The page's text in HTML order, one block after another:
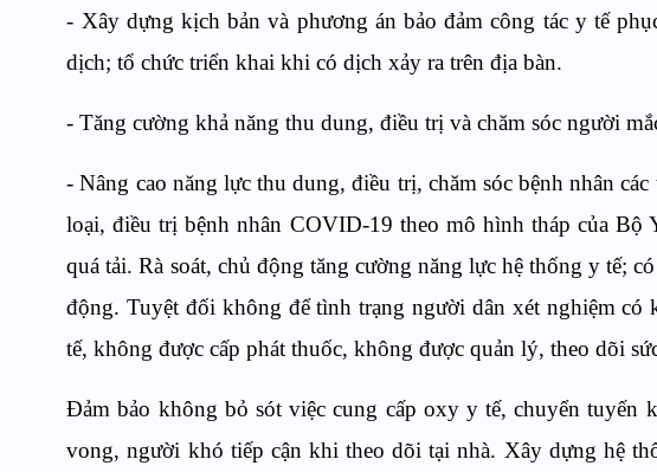
- Xây dựng kịch bản và phương án bảo đảm công tác y tế
dịch; tổ chức triển khai khi có dịch xảy ra trên địa bàn.
- Tăng cường khả năng thu dung, điều trị và chăm sóc người
- Nâng cao năng lực thu dung, điều trị, chăm sóc bệnh nhân
loại, điều trị bệnh nhân COVID-19 theo mô hình tháp của Bộ
quá tải. Rà soát, chủ động tăng cường năng lực hệ thống y tế;
động. Tuyệt đối không để tình trạng người dân xét nghiệm
tế, không được cấp phát thuốc, không được quản lý, theo dõi
Đảm bảo không bỏ sót việc cung cấp oxy y tế, chuyển
vong, người khó tiếp cận khi theo dõi tại nhà. Xây dựng hệ